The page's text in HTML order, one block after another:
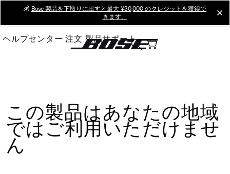
Main
💰 Bose 製品を下取りに出すと最大 ¥30,000 のクレジットを獲得で
きます。
ヘルプセンター 注文 製品サポート
この製品はあなたの地域
ではご利用いただけませ
ん